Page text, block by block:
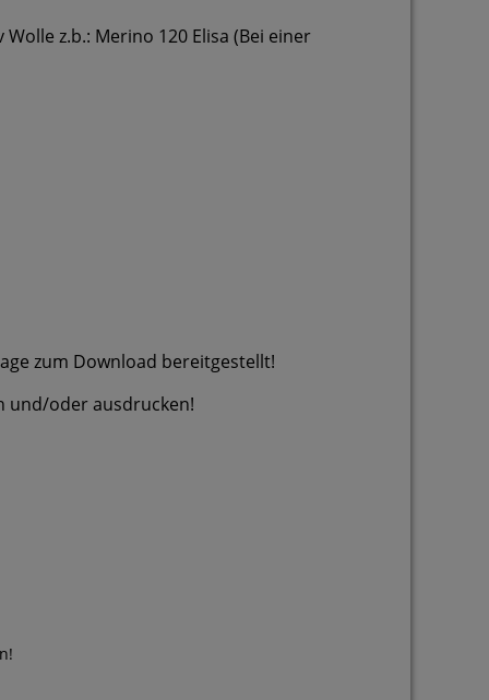
z.b.: Merino 120 Elisa (Bei einer
zum Download bereitgestellt!
ausdrucken!